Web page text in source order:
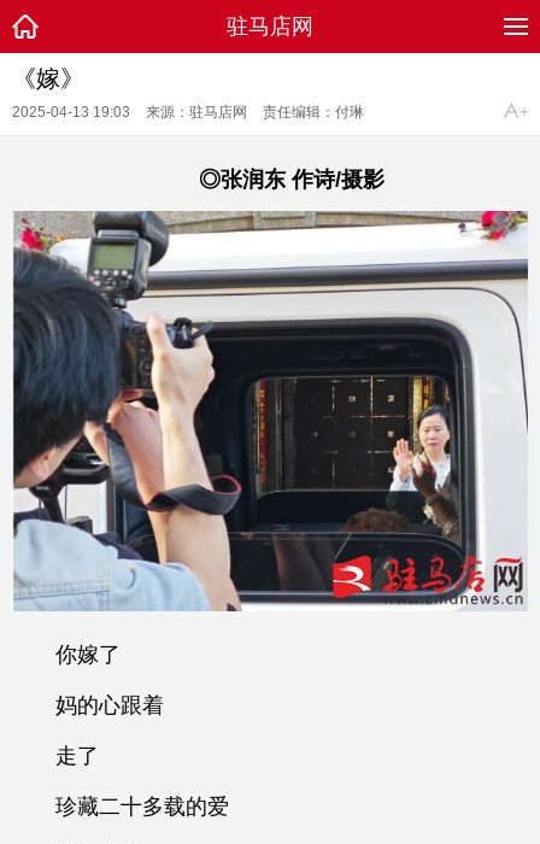
驻马店网
《嫁》
2025-04-13 19:03 来源：驻马店网 责任编辑：付琳
◎张润东 作诗/摄影
你嫁了
妈的心跟着
走了
珍藏二十多载的爱